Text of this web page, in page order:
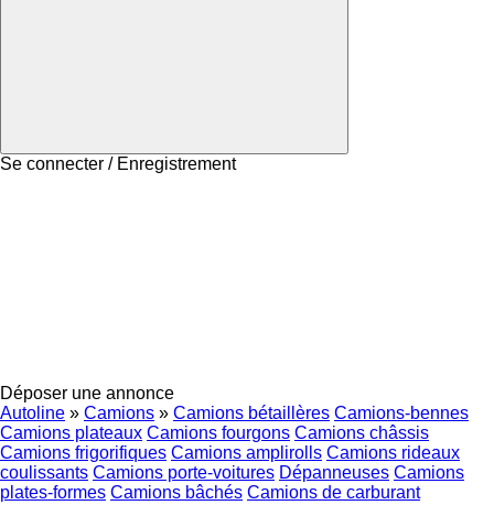
Se connecter / Enregistrement
Déposer une annonce
Autoline » Camions » Camions bétaillères Camions-bennes
Camions plateaux Camions fourgons Camions châssis
Camions frigorifiques Camions amplirolls Camions rideaux
coulissants Camions porte-voitures Dépanneuses Camions
plates-formes Camions bâchés Camions de carburant